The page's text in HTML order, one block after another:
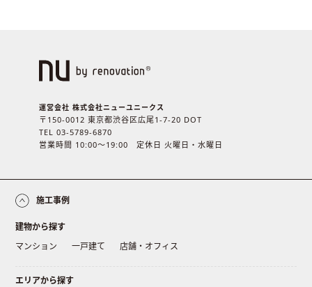
運営会社 株式会社ニューユニークス
〒150-0012 東京都渋谷区広尾1-7-20 DOT
TEL 03-5789-6870
営業時間 10:00〜19:00 定休日 火曜日・水曜日
施工事例
建物から探す
マンション
一戸建て 店舗・オフィス
エリアから探す